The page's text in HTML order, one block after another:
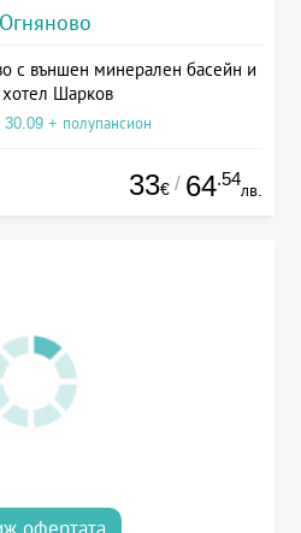
Огняново
с външен минерален басейн и
Шарков
+ полупансион
33€ / 64.54
лв.
офертата